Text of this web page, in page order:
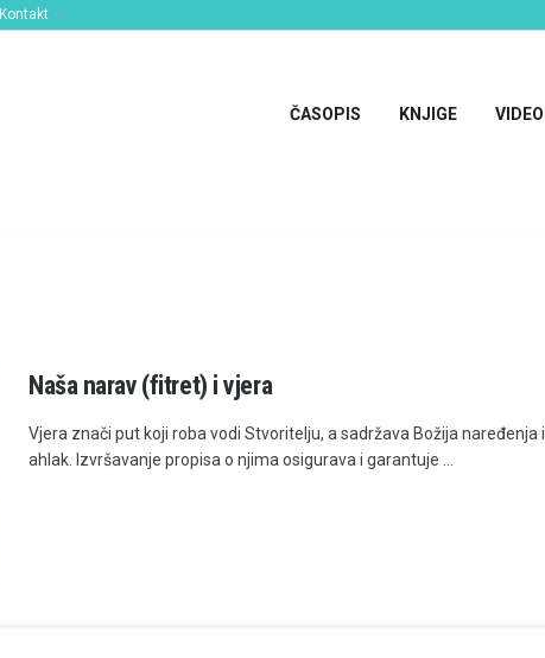
Kontakt
ČASOPIS KNJIGE VIDEO
Naša narav (fitret) i vjera
Vjera znači put koji roba vodi Stvoritelju, a sadržava Božija naređenja i
ahlak. Izvršavanje propisa o njima osigurava i garantuje ...